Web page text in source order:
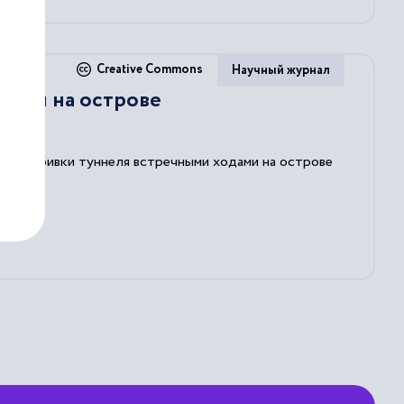
на острове
пробивки туннеля встречными ходами на острове
Creative Commons Научный журнал